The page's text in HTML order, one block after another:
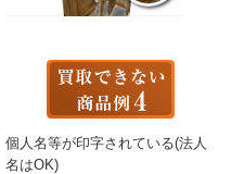
個人名等が印字されている(法人
名はOK)